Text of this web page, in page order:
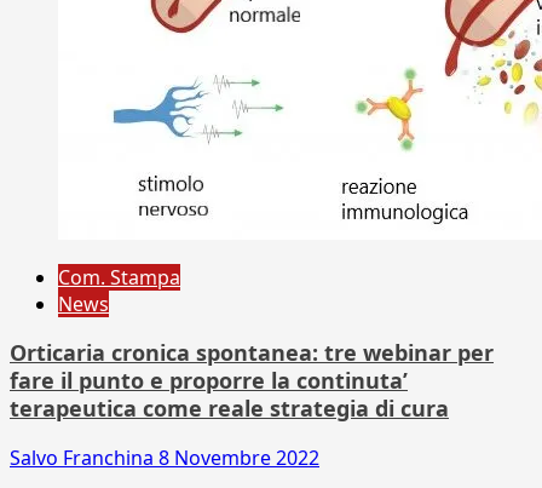
Com. Stampa
News
Orticaria cronica spontanea: tre webinar per
fare il punto e proporre la continuta’
terapeutica come reale strategia di cura
Salvo Franchina 8 Novembre 2022